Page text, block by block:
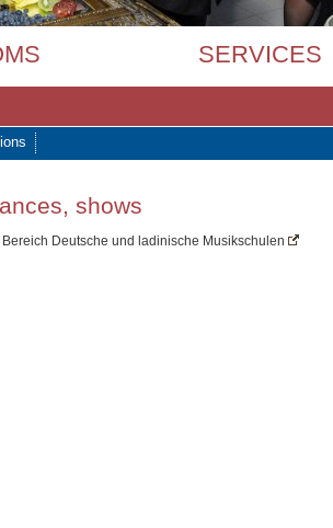
SERVICES
shows
Deutsche und ladinische Musikschulen